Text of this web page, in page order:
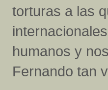
torturas a las
humanos y
Fernando tan